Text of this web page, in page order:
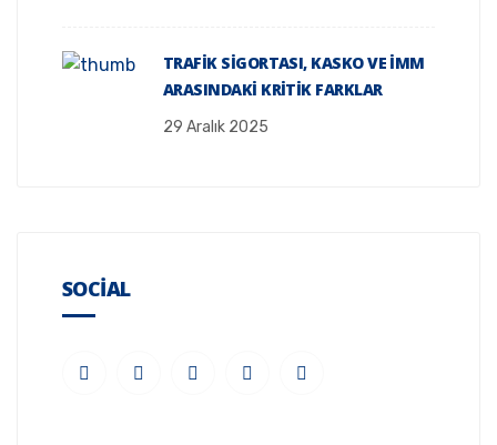
TRAFIK SIGORTASI, KASKO VE İMM
ARASINDAKI KRITIK FARKLAR
29 Aralık 2025
SOCIAL